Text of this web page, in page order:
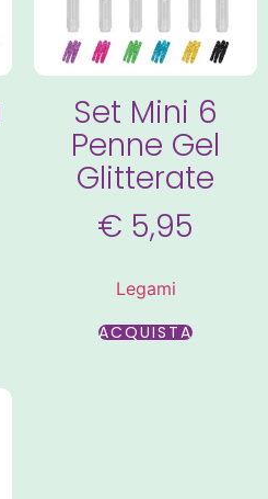
Set Mini 6
Penne Gel
Glitterate
€ 5,95
Legami
ACQUISTA